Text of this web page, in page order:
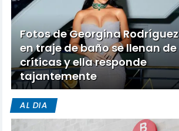
Fotos de Georgina Rodríguez
en traje de baño se llenan de
críticas y ella responde
tajantemente
AL DIA